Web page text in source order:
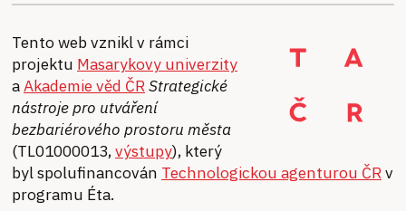
Tento web vznikl v rámci
projektu Masarykovy univerzity
aAkademie věd ČRStrategické
nástroje pro utváření
bezbariérového prostoru města
(TL01000013, výstupy), který
byl spolufinancován Technologickou agenturou ČRv
programu Éta.